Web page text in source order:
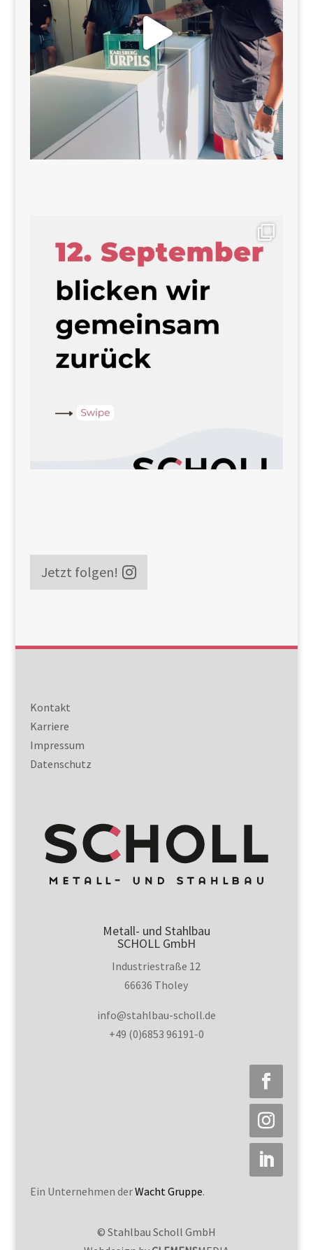
Jetzt folgen!
Kontakt
Karriere
Impressum
Datenschutz
Metall- und Stahlbau
SCHOLL GmbH
Industriestraße 12
66636 Tholey
info@stahlbau-scholl.de
+49 (0)6853 96191-0
Ein Unternehmen derWacht Gruppe.
© Stahlbau Scholl GmbH